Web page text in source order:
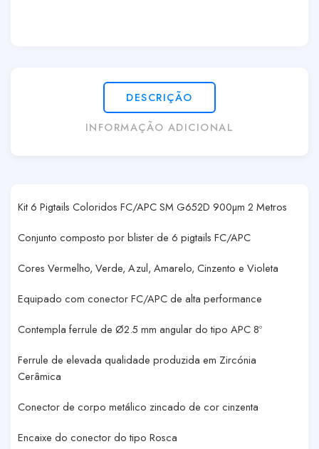
DESCRIÇÃO
INFORMAÇÃO ADICIONAL
Kit 6 Pigtails Coloridos FC/APC SM G652D 900µm 2 Metros
Conjunto composto por blister de 6 pigtails FC/APC
Cores Vermelho, Verde, Azul, Amarelo, Cinzento e Violeta
Equipado com conector FC/APC de alta performance
Contempla ferrule de Ø2.5 mm angular do tipo APC 8º
Ferrule de elevada qualidade produzida em Zircónia
Cerâmica
Conector de corpo metálico zincado de cor cinzenta
Encaixe do conector do tipo Rosca